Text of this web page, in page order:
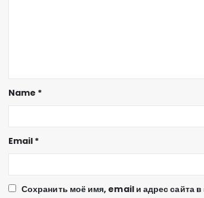
Name *
Email *
Сохранить моё имя, email и адрес сайта в